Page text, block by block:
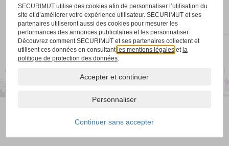
Mentions légales|Protection des données
Contacts
offre partenaires|Avis clients|Accessibilité
SECURIMUT utilise des cookies afin de personnaliser l’utilisation du
site et d’améliorer votre expérience utilisateur. SECURIMUT et ses
partenaires utiliseront aussi des cookies pour mesurer les
performances des annonces publicitaires et les personnaliser.
Découvrez comment SECURIMUT et ses partenaires collectent et
utilisent ces données en consultant les mentions légaleset la
politique de protection des données.
Accepter et continuer
Personnaliser
Continuer sans accepter